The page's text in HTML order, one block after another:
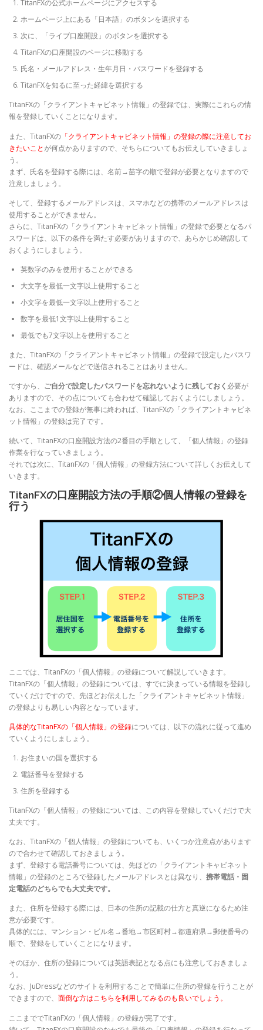
TitanFXの公式ホームページにアクセスする
ホームページ上にある「日本語」のボタンを選択する
次に、「ライブ口座開設」のボタンを選択する
TitanFXの口座開設のページに移動する
氏名・メールアドレス・生年月日・パスワードを登録する
TitanFXを知るに至った経緯を選択する
TitanFXの「クライアントキャビネット情報」の登録では、実際にこれらの情
報を登録していくことになります。
また、TitanFXの 「クライアントキャビネット情報」の登録の際に注意してお
きたいことが何点かありますので、そちらについてもお伝えしていきましょ
う。
まず、氏名を登録する際には、名前→苗字の順で登録が必要となりますので
注意しましょう。
そして、登録するメールアドレスは、スマホなどの携帯のメールアドレスは
使用することができません。
さらに、TitanFXの「クライアントキャビネット情報」の登録で必要となるパ
スワードは、以下の条件を満たす必要がありますので、あらかじめ確認して
おくようにしましょう。
英数字のみを使用することができる
大文字を最低一文字以上使用すること
小文字を最低一文字以上使用すること
数字を最低1文字以上使用すること
最低でも7文字以上を使用すること
また、TitanFXの「クライアントキャビネット情報」の登録で設定したパスワ
ードは、確認メールなどで送信されることはありません。
ですから、 ご自分で設定したパスワードを忘れないように残しておく 必要が
ありますので、その点についても合わせて確認しておくようにしましょう。
なお、ここまでの登録が無事に終われば、TitanFXの「クライアントキャビネ
ット情報」の登録は完了です。
続いて、TitanFXの口座開設方法の2番目の手順として、「個人情報」の登録
作業を行なっていきましょう。
それでは次に、TitanFXの「個人情報」の登録方法について詳しくお伝えして
いきます。
TitanFXの口座開設方法の手順②個人情報の登録を
行う
ここでは、TitanFXの「個人情報」の登録について解説していきます。
TitanFXの「個人情報」の登録については、すでに決まっている情報を登録し
ていくだけですので、先ほどお伝えした「クライアントキャビネット情報」
の登録よりも易しい内容となっています。
具体的なTitanFXの「個人情報」の登録については、以下の流れに従って進め
ていくようにしましょう。
お住まいの国を選択する
電話番号を登録する
住所を登録する
TitanFXの「個人情報」の登録については、この内容を登録していくだけで大
丈夫です。
なお、TitanFXの「個人情報」の登録についても、いくつか注意点があります
ので合わせて確認しておきましょう。
まず、登録する電話番号については、先ほどの「クライアントキャビネット
情報」の登録のところで登録したメールアドレスとは異なり、 携帯電話・固
定電話のどちらでも大丈夫です。
また、住所を登録する際には、日本の住所の記載の仕方と真逆になるため注
意が必要です。
具体的には、マンション・ビル名→番地→市区町村→都道府県→郵便番号の
順で、登録をしていくことになります。
そのほか、住所の登録については英語表記となる点にも注意しておきましょ
う。
なお、JuDressなどのサイトを利用することで簡単に住所の登録を行うことが
できますので、 面倒な方はこちらを利用してみるのも良いでしょう。
ここまででTitanFXの「個人情報」の登録が完了です。